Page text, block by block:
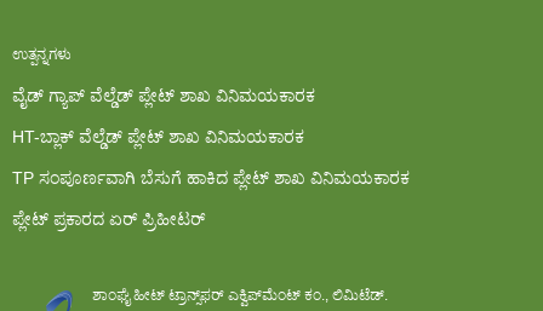
ಉತ್ಪನ್ನಗಳು
ವೈಡ್ ಗ್ಯಾಪ್ ವೆಲ್ಡೆಡ್ ಪ್ಲೇಟ್ ಶಾಖ ವಿನಿಮಯಕಾರಕ
HT-ಬ್ಲಾಕ್ ವೆಲ್ಡೆಡ್ ಪ್ಲೇಟ್ ಶಾಖ ವಿನಿಮಯಕಾರಕ
TP ಸಂಪೂರ್ಣವಾಗಿ ಬೆಸುಗೆ ಹಾಕಿದ ಪ್ಲೇಟ್ ಶಾಖ ವಿನಿಮಯಕಾರಕ
ಪ್ಲೇಟ್ ಪ್ರಕಾರದ ಏರ್ ಪ್ರಿಹೀಟರ್
ಶಾಂಘೈ ಹೀಟ್ ಟ್ರಾನ್ಸ್‌ಫರ್ ಎಕ್ವಿಪ್‌ಮೆಂಟ್ ಕಂ., ಲಿಮಿಟೆಡ್.